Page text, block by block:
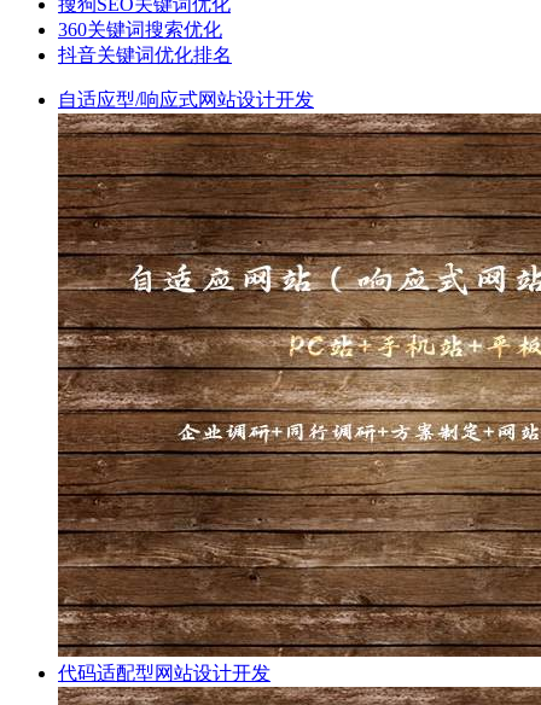
360关键词搜索优化
抖音关键词优化排名
自适应型/响应式网站设计开发
代码适配型网站设计开发